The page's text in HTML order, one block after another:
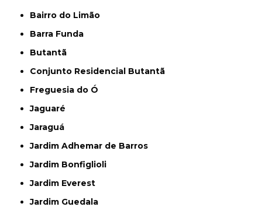
Bairro do Limão
Barra Funda
Butantã
Conjunto Residencial Butantã
Freguesia do Ó
Jaguaré
Jaraguá
Jardim Adhemar de Barros
Jardim Bonfiglioli
Jardim Everest
Jardim Guedala